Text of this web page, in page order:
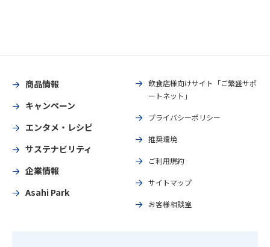
商品情報
キャンペーン
エンタメ・レシピ
サステナビリティ
企業情報
Asahi Park
飲食店様向けサイト「ご繁盛サポ
ートネット」
プライバシーポリシー
推奨環境
ご利用規約
サイトマップ
お客様相談室